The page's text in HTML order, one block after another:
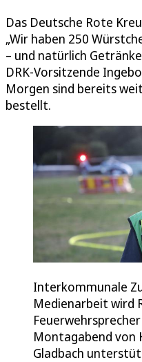
Das Deutsche Rote
„Wir haben 250
– und natürlich
DRK-Vorsitzende
Morgen sind bereits
bestellt.
Interkommunale
Medienarbeit wird
Montagabend von
Gladbach